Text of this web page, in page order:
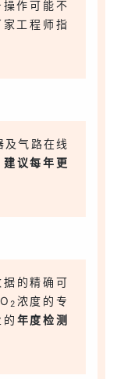
操作可能不
工程师指
及气路在线
建议每年更
的精确可
2 浓度的专
年度检测